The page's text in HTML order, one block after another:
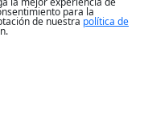
para la
de nuestra política de